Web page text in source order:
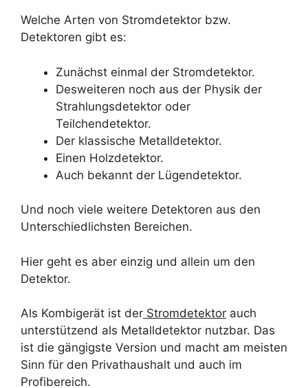
Welche Arten von Stromdetektor bzw.
Detektoren gibt es:
Zunächst einmal der Stromdetektor.
Desweiteren noch aus der Physik der
Strahlungsdetektor oder
Teilchendetektor.
Der klassische Metalldetektor.
Einen Holzdetektor.
Auch bekannt der Lügendetektor.
Und noch viele weitere Detektoren aus den
Unterschiedlichsten Bereichen.
Hier geht es aber einzig und allein um den
Detektor.
Als Kombigerät ist der Stromdetektor auch
unterstützend als Metalldetektor nutzbar. Das
ist die gängigste Version und macht am meisten
Sinn für den Privathaushalt und auch im
Profibereich.